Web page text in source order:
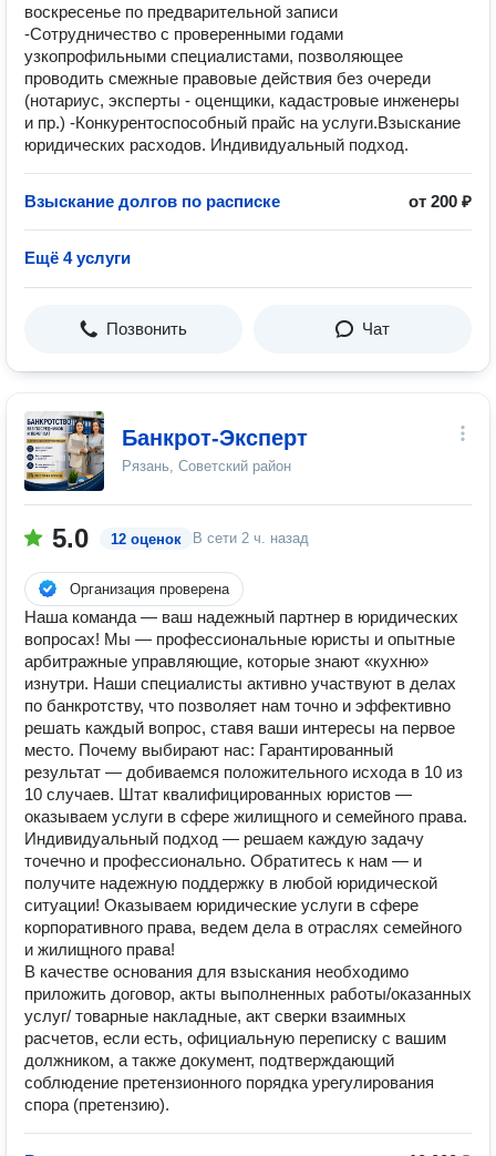
воскресенье по предварительной записи
-Сотрудничество с проверенными годами
узкопрофильными специалистами, позволяющее
проводить смежные правовые действия без очереди
(нотариус, эксперты - оценщики, кадастровые инженеры
и пр.) -Конкурентоспособный прайс на услуги.Взыскание
юридических расходов. Индивидуальный подход.
Взыскание долгов по расписке от 200 ₽
Ещё 4 услуги
Позвонить Чат
Банкрот-Эксперт
Рязань, Советский район
5.0 12 оценок В сети 2 ч. назад
Организация проверена
Наша команда — ваш надежный партнер в юридических
вопросах! Мы — профессиональные юристы и опытные
арбитражные управляющие, которые знают «кухню»
изнутри. Наши специалисты активно участвуют в делах
по банкротству, что позволяет нам точно и эффективно
решать каждый вопрос, ставя ваши интересы на первое
место. Почему выбирают нас: Гарантированный
результат — добиваемся положительного исхода в 10 из
10 случаев. Штат квалифицированных юристов —
оказываем услуги в сфере жилищного и семейного права.
Индивидуальный подход — решаем каждую задачу
точечно и профессионально. Обратитесь к нам — и
получите надежную поддержку в любой юридической
ситуации! Оказываем юридические услуги в сфере
корпоративного права, ведем дела в отраслях семейного
и жилищного права!
В качестве основания для взыскания необходимо
приложить договор, акты выполненных работы/оказанных
услуг/ товарные накладные, акт сверки взаимных
расчетов, если есть, официальную переписку с вашим
должником, а также документ, подтверждающий
соблюдение претензионного порядка урегулирования
спора (претензию).